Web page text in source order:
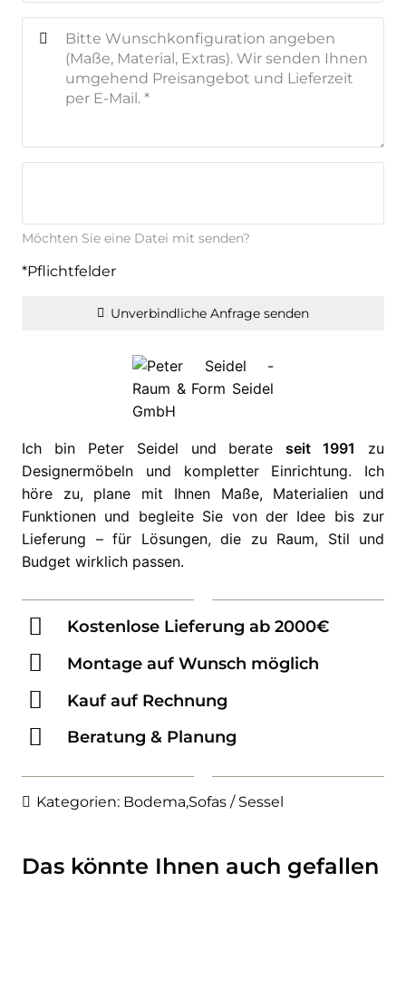
Möchten Sie eine Datei mit senden?
*Pflichtfelder
Unverbindliche Anfrage senden
Ich bin Peter Seidel und berateseit 1991
zu
Designermöbeln und kompletter Einrichtung. Ich
höre zu, plane mit Ihnen Maße, Materialien und
Funktionen und begleite Sie von der Idee bis zur
Lieferung – für Lösungen, die zu Raum, Stil und
Budget wirklich passen.
Kostenlose Lieferung ab 2000€
Montage auf Wunsch möglich
Kauf auf Rechnung
Beratung & Planung
Kategorien: Bodema,Sofas / Sessel
Das könnte Ihnen auch gefallen